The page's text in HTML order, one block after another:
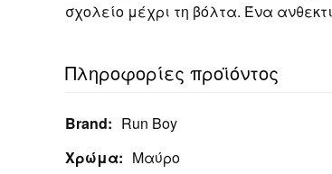
σχολείο μέχρι τη βόλτα. Ένα
Πληροφορίες προϊόντος
Brand: Run Boy
Χρώμα: Μαύρο